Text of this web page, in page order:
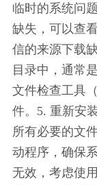
临时的系统问
缺失，可以查
信的来源下载
目录中，通常
文件检查工具
件。5. 重新安
所有必要的文
动程序，确保
无效，考虑使